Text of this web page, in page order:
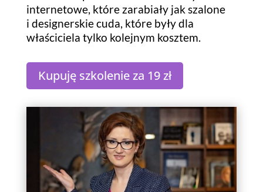
internetowe, które zarabiały jak szalone
i designerskie cuda, które były dla
właściciela tylko kolejnym kosztem.
Kupuję szkolenie za 19 zł